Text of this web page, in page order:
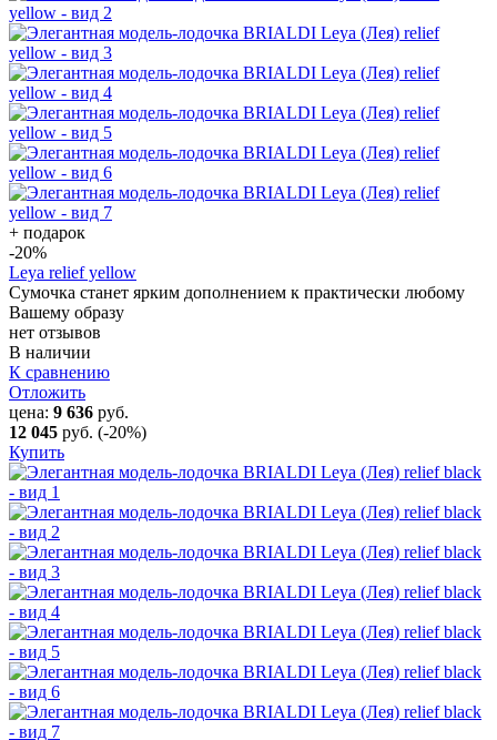
+ подарок
-20%
Leya relief yellow
Сумочка станет ярким дополнением к практически любому
Вашему образу
нет отзывов
В наличии
К сравнению
Отложить
цена: 9 636 руб.
12 045 руб. (-20%)
Купить